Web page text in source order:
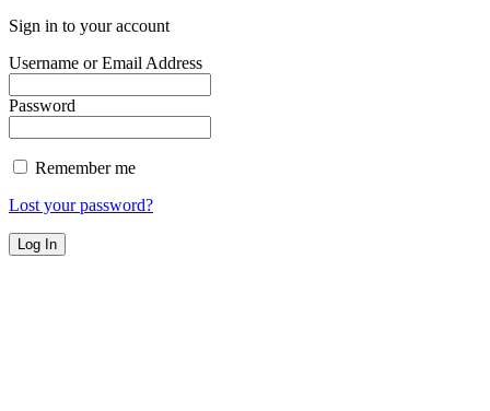
Sign in to your account
Username or Email Address
Password
Remember me
Lost your password?